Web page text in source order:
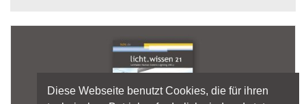
Diese Webseite benutzt Cookies, die für ihren